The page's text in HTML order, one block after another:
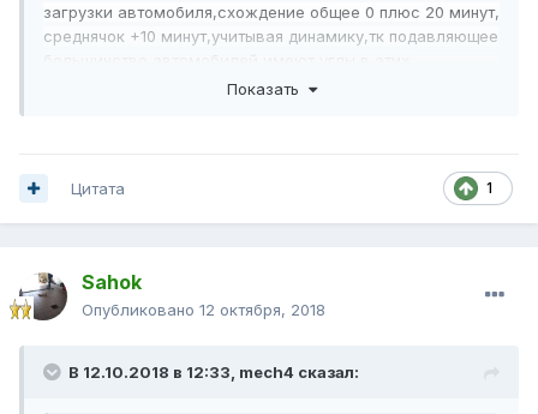
загрузки автомобиля,схождение общее 0 плюс 20 минут,
среднячок +10 минут,учитывая динамику,тк подавляющее
пределах,конечно есть авто которые требуют и
всех автомобилей одинаковы, ну это грубо и все
покрышки должны работать примерно в одинаковых
условиях,спец технику и спорт кары не в счёт.
Показать
1
Цитата
Sahok
Опубликовано 12 октября, 2018
В 12.10.2018 в 12:33, mech4 сказал: